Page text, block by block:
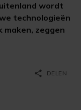
wordt
technologieën
maken, zeggen
share DELEN